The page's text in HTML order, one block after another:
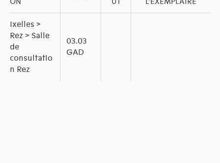
Ixelles >
Rez > Salle
de
consultatio
n Rez
03.03
GAD